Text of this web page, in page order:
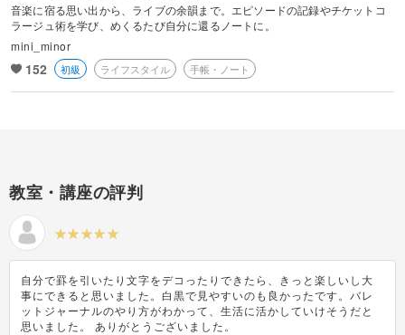
音楽に宿る思い出から、ライブの余韻まで。エピソードの記録やチケットコ
ラージュ術を学び、めくるたび自分に還るノートに。
mini_minor
152 初級 ライフスタイル 手帳・ノート
教室・講座の評判
自分で罫を引いたり文字をデコったりできたら、きっと楽しいし大
事にできると思いました。白黒で見やすいのも良かったです。バレ
ットジャーナルのやり方がわかって、生活に活かしていけそうだと
思いました。 ありがとうございました。